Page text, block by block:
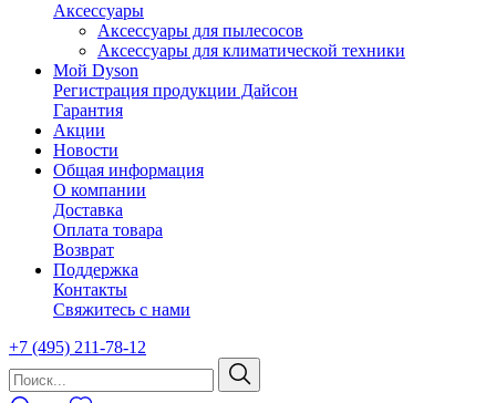
Аксессуары
Аксессуары для пылесосов
Аксессуары для климатической техники
Мой Dyson
Регистрация продукции Дайсон
Гарантия
Акции
Новости
Общая информация
О компании
Доставка
Оплата товара
Возврат
Поддержка
Контакты
Свяжитесь с нами
+7 (495) 211-78-12